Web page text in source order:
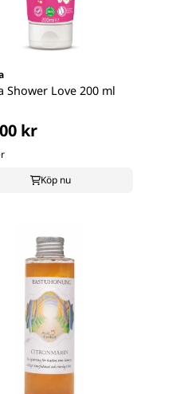
Shower Love 200 ml
kr
Köp nu